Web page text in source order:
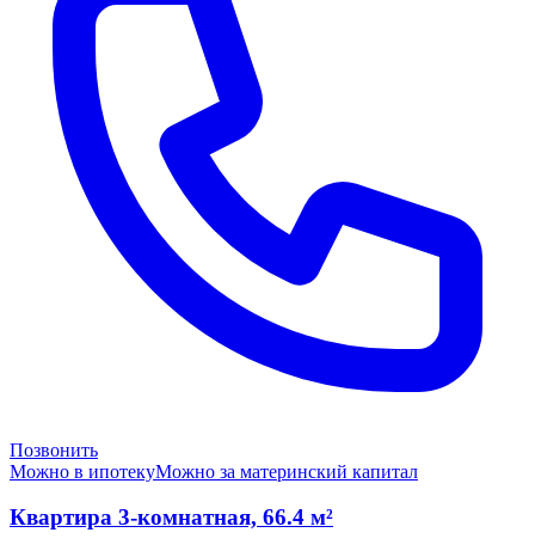
Позвонить
Можно в ипотекуМожно за материнский капитал
Квартира 3-комнатная, 66.4 м²